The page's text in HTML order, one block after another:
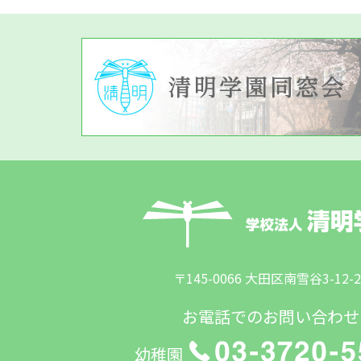
〒145-0066 大田区南雪谷3-12-
お電話でのお問い合わせ
幼稚園